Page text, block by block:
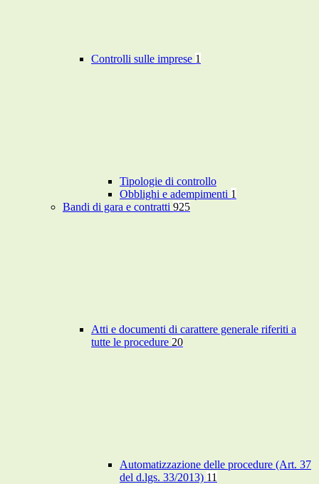
Controlli sulle imprese 1
Tipologie di controllo
Obblighi e adempimenti 1
Bandi di gara e contratti 925
Atti e documenti di carattere generale riferiti a
tutte le procedure 20
Automatizzazione delle procedure (Art. 37
del d.lgs. 33/2013) 11